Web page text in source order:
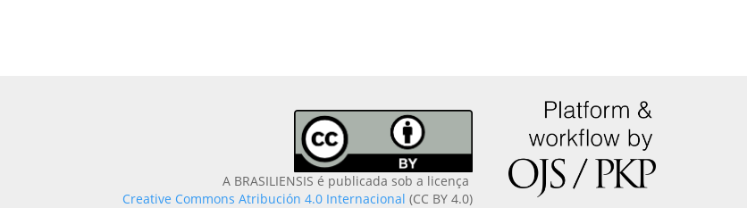
A BRASILIENSIS é publicada sob a licença
Creative Commons Atribución 4.0 Internacional (CC BY 4.0)